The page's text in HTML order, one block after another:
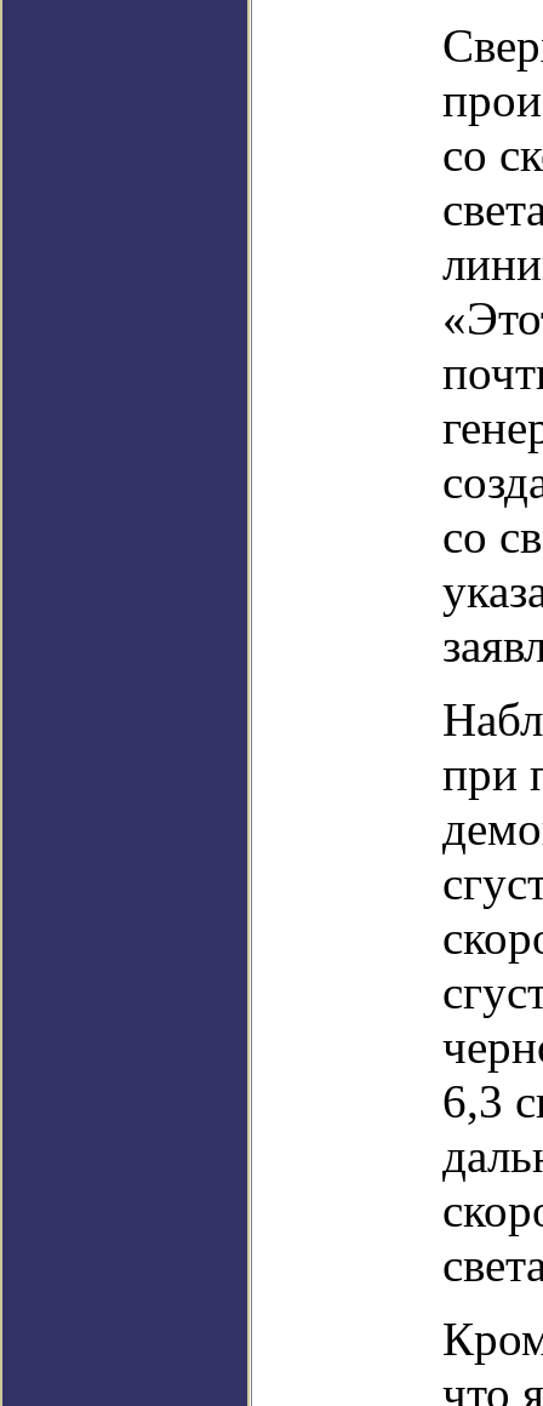
со
со
при
6,3
что